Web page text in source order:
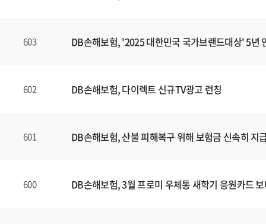
603 DB손해보험, '2025 대한민국 국가브랜드대상' 5년
602 DB손해보험, 다이렉트 신규TV광고 런칭
601 DB손해보험, 산불 피해복구 위해 보험금 신속히 지
600 DB손해보험, 3월 프로미 우체통 새학기 응원카드